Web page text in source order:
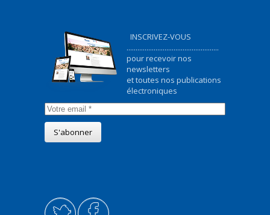
INSCRIVEZ-VOUS
...................................................
pour recevoir nos
newsletters
et toutes nos publications
électroniques